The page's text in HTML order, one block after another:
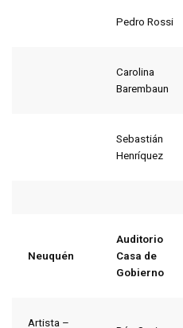
Pedro Rossi
Carolina
Barembaun
Sebastián
Henríquez
Neuquén
Auditorio
Casa de
Gobierno
Artista –